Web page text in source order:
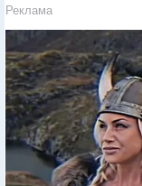
Реклама